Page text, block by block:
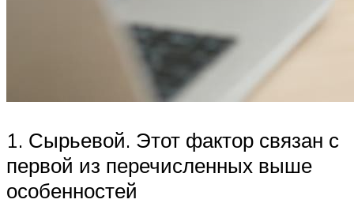
1. Сырьевой. Этот фактор связан с
первой из перечисленных выше
особенностей